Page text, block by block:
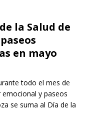
la Salud de
en mayo
todo el mes de
y paseos
se suma al Día de la